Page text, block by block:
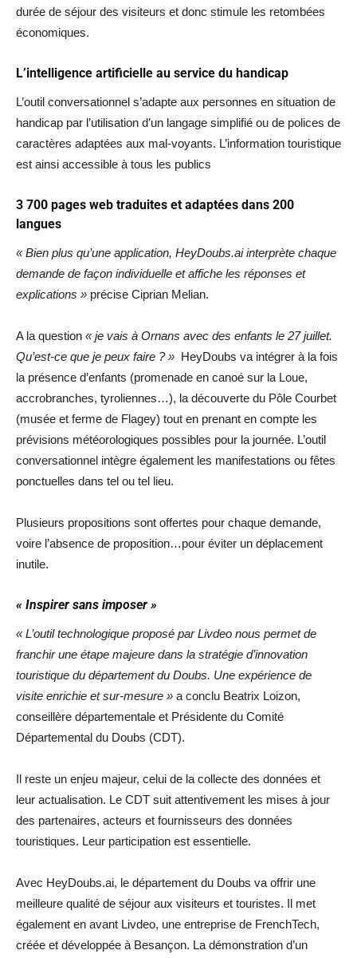
durée de séjour des visiteurs et donc stimule les retombées
économiques.
L’intelligence artificielle au service du handicap
L’outil conversationnel s’adapte aux personnes en situation de
handicap par l’utilisation d’un langage simplifié ou de polices de
caractères adaptées aux mal-voyants. L’information touristique
est ainsi accessible à tous les publics
3 700 pages web traduites et adaptées dans 200
langues
« Bien plus qu’une application, HeyDoubs.ai interprète chaque
demande de façon individuelle et affiche les réponses et
explications » précise Ciprian Melian.
A la question « je vais à Ornans avec des enfants le 27 juillet.
Qu’est-ce que je peux faire ? » HeyDoubs va intégrer à la fois
la présence d’enfants (promenade en canoé sur la Loue,
accrobranches, tyroliennes…), la découverte du Pôle Courbet
(musée et ferme de Flagey) tout en prenant en compte les
prévisions météorologiques possibles pour la journée. L’outil
conversationnel intègre également les manifestations ou fêtes
ponctuelles dans tel ou tel lieu.
Plusieurs propositions sont offertes pour chaque demande,
voire l’absence de proposition…pour éviter un déplacement
inutile.
« Inspirer sans imposer »
« L’outil technologique proposé par Livdeo nous permet de
franchir une étape majeure dans la stratégie d’innovation
touristique du département du Doubs. Une expérience de
visite enrichie et sur-mesure » a conclu Beatrix Loizon,
conseillère départementale et Présidente du Comité
Départemental du Doubs (CDT).
Il reste un enjeu majeur, celui de la collecte des données et
leur actualisation. Le CDT suit attentivement les mises à jour
des partenaires, acteurs et fournisseurs des données
touristiques. Leur participation est essentielle.
Avec HeyDoubs.ai, le département du Doubs va offrir une
meilleure qualité de séjour aux visiteurs et touristes. Il met
également en avant Livdeo, une entreprise de FrenchTech,
créée et développée à Besançon. La démonstration d’un